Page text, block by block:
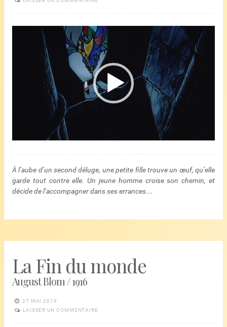
À l’aube d’un second déluge, une petite fille trouve un œuf, qu’elle
garde tout contre elle. Un jeune homme croise son chemin, et
décide de l’accompagner dans ses errances…
La Fin du monde
August Blom / 1916
27 MAI 2019
LAISSER UN COMMENTAIRE